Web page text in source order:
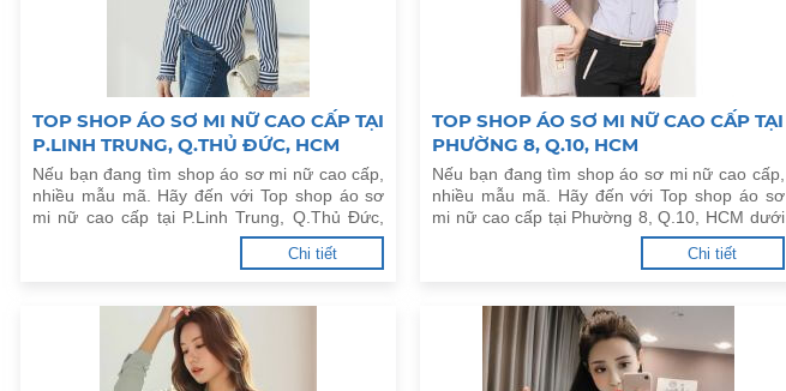
TOP SHOP ÁO SƠ MI NỮ CAO CẤP TẠI
P.LINH TRUNG, Q.THỦ ĐỨC, HCM
Nếu bạn đang tìm shop áo sơ mi nữ cao cấp,
nhiều mẫu mã. Hãy đến với Top shop áo sơ
mi nữ cao cấp tại P.Linh Trung, Q.Thủ Đức,
Chi tiết
TOP SHOP ÁO SƠ MI NỮ CAO CẤP TẠI
PHƯỜNG 8, Q.10, HCM
Nếu bạn đang tìm shop áo sơ mi nữ cao cấp,
nhiều mẫu mã. Hãy đến với Top shop áo sơ
mi nữ cao cấp tại Phường 8, Q.10, HCM dưới
Chi tiết